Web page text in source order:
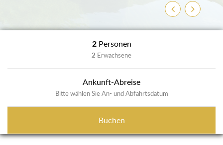
ZurückWeiter
2 Personen
2 Erwachsene
Ankunft-Abreise
Bitte wählen Sie An- und Abfahrtsdatum
Buchen